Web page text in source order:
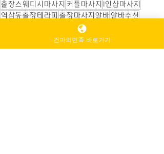
출장스웨디시마사지 커플마사지 1인샵마사지
역삼동출장테라피 출장마사지알바 알바추천
구인여성알바추천
테라피구인 대전마사지구인
아로마마사지구인테라피알바구인
건마의민족 바로가기